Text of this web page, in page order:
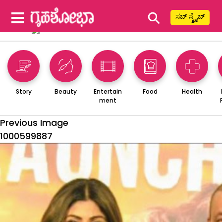
⚲ ಸಬ್ ಸ್ಕ್ರೈಬ್
Story Beauty
Entertain
ment
Food Health
Previous Image
1000599887